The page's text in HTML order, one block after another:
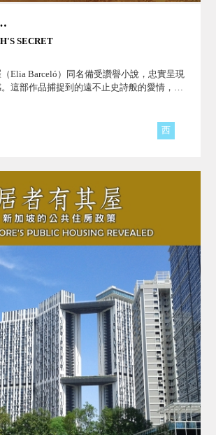
時光裡的愛
SECRET
Elia Barceló）同名備受讚譽小說，忠實呈現
這部作品捕捉到的遠不止史詩般的愛情，而
心衡量的空間和時間。」對本片完美的註
西